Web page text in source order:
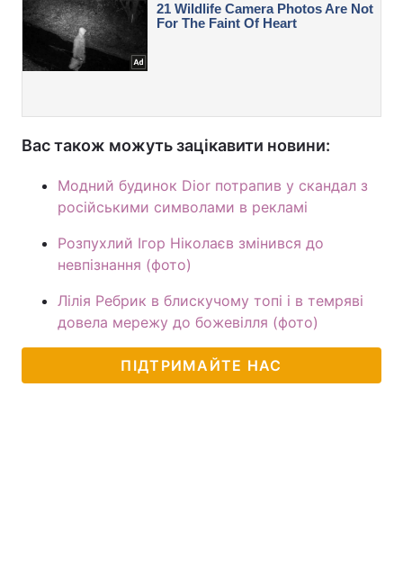
Вас також можуть зацікавити новини:
Модний будинок Dior потрапив у скандал з
російськими символами в рекламі
Розпухлий Ігор Ніколаєв змінився до
невпізнання (фото)
Лілія Ребрик в блискучому топі і в темряві
довела мережу до божевілля (фото)
ПІДТРИМАЙТЕ НАС